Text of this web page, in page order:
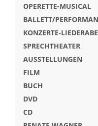
OPERETTE-MUSICAL
BALLETT/
KONZERTE-
SPRECHTHEATER
AUSSTELLUNGEN
FILM
BUCH
DVD
CD